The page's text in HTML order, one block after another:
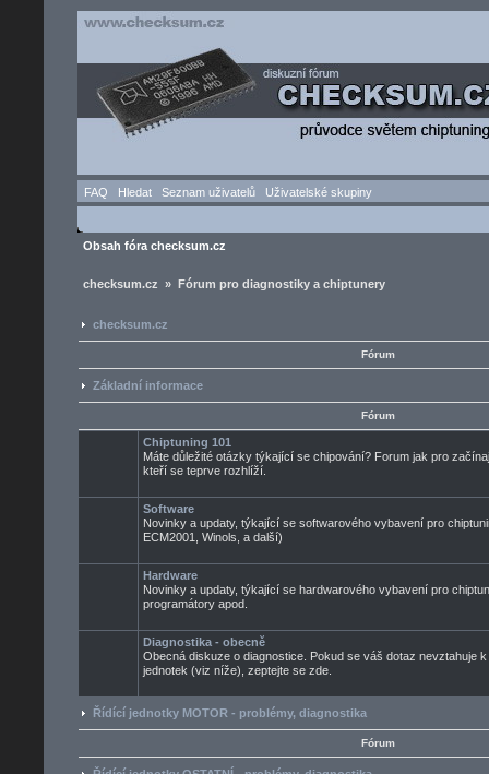
FAQ Hledat Seznam uživatelů Uživatelské skupiny
Obsah fóra checksum.cz
checksum.cz » Fórum pro diagnostiky a chiptunery
checksum.cz
Fórum
Základní informace
Fórum
Chiptuning 101
Máte důležité otázky týkající se chipování? Forum jak pro
kteří se teprve rozhlíží.
Software
Novinky a updaty, týkající se softwarového vybavení pro
ECM2001, Winols, a další)
Hardware
Novinky a updaty, týkající se hardwarového vybavení pro
programátory apod.
Diagnostika - obecně
Obecná diskuze o diagnostice. Pokud se váš dotaz nevztahuje
jednotek (viz níže), zeptejte se zde.
Řídící jednotky MOTOR - problémy, diagnostika
Fórum